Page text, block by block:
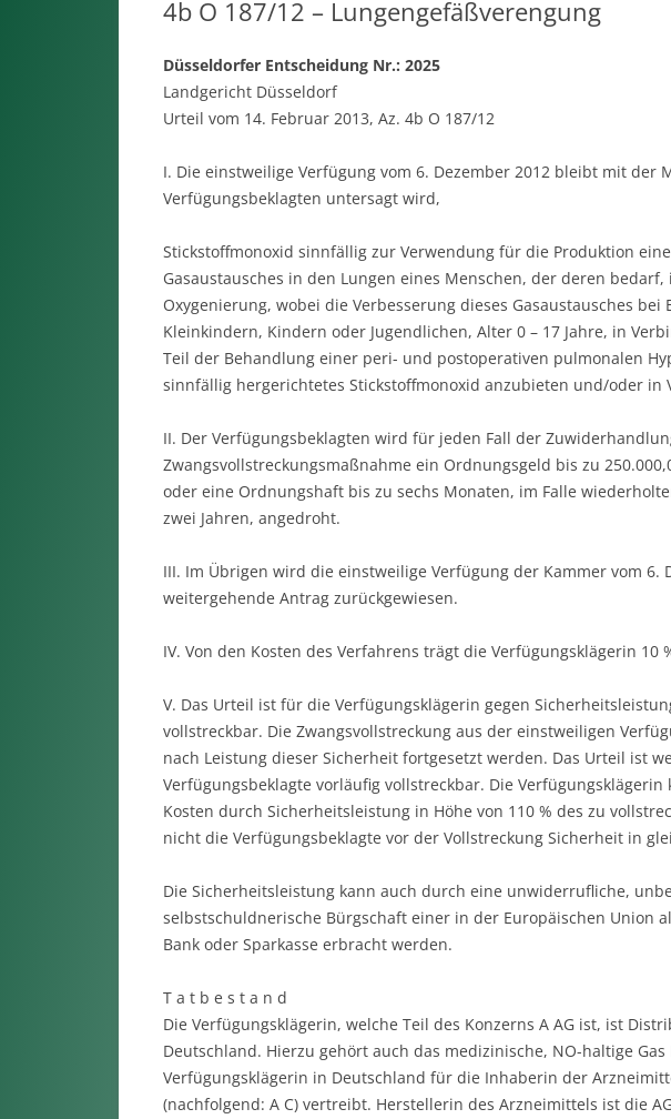
4b O 187/12 – Lungengefäßverengung
Düsseldorfer Entscheidung Nr.: 2025
Landgericht Düsseldorf
Urteil vom 14. Februar 2013, Az. 4b O 187/12
I. Die einstweilige Verfügung vom 6. Dezember 2012 bleibt mit der
Verfügungsbeklagten untersagt wird,
Stickstoffmonoxid sinnfällig zur Verwendung für die Produktion
Gasaustausches in den Lungen eines Menschen, der deren
Oxygenierung, wobei die Verbesserung dieses Gasaustausches
Kleinkindern, Kindern oder Jugendlichen, Alter 0 – 17 Jahre, in
Teil der Behandlung einer peri- und postoperativen pulmonalen
sinnfällig hergerichtetes Stickstoffmonoxid anzubieten und/oder in
II. Der Verfügungsbeklagten wird für jeden Fall der
Zwangsvollstreckungsmaßnahme ein Ordnungsgeld bis zu
oder eine Ordnungshaft bis zu sechs Monaten, im Falle
zwei Jahren, angedroht.
III. Im Übrigen wird die einstweilige Verfügung der Kammer vom 6.
weitergehende Antrag zurückgewiesen.
IV. Von den Kosten des Verfahrens trägt die Verfügungsklägerin 10
V. Das Urteil ist für die Verfügungsklägerin gegen
vollstreckbar. Die Zwangsvollstreckung aus der einstweiligen
nach Leistung dieser Sicherheit fortgesetzt werden. Das Urteil ist
Verfügungsbeklagte vorläufig vollstreckbar. Die
Kosten durch Sicherheitsleistung in Höhe von 110 % des zu
nicht die Verfügungsbeklagte vor der Vollstreckung Sicherheit in
Die Sicherheitsleistung kann auch durch eine unwiderrufliche,
selbstschuldnerische Bürgschaft einer in der Europäischen Union
Bank oder Sparkasse erbracht werden.
T a t b e s t a n d
Die Verfügungsklägerin, welche Teil des Konzerns A AG ist, ist
Deutschland. Hierzu gehört auch das medizinische, NO-haltige
Verfügungsklägerin in Deutschland für die Inhaberin der
(nachfolgend: A C) vertreibt. Herstellerin des Arzneimittels ist die